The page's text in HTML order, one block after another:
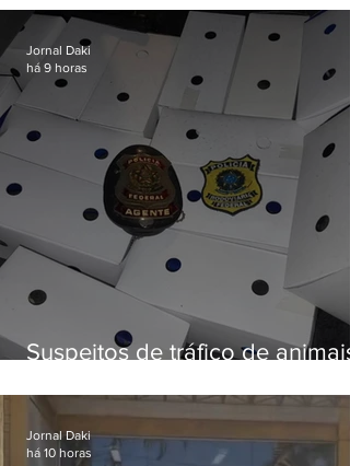
Fluminense
Suspeitos de tráfico de animais
aves
Jornal Daki
há 9 horas
Jornal Daki
há 10 horas